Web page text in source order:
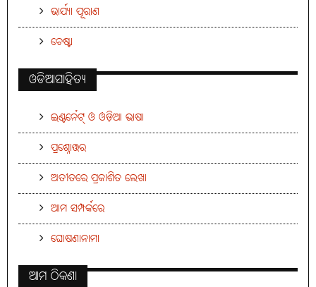
ଭାର୍ଯ୍ୟା ପୂରାଣ
ଚେଷ୍ଟା
ଓଡିଆସାହିତ୍ୟ
ଇଣ୍ଟର୍ନେଟ୍ ଓ ଓଡ଼ିଆ ଭାଷା
ପ୍ରଶ୍ନୋତ୍ତର
ଅତୀତରେ ପ୍ରକାଶିତ ଲେଖା
ଆମ ସମ୍ପର୍କରେ
ଘୋଷଣାନାମା
ଆମ ଠିକଣା